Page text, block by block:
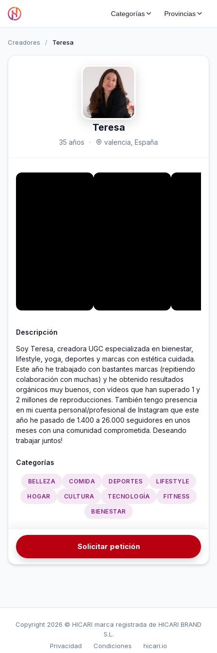
Categorías Provincias
Creadores / Teresa
Teresa
35 años · valencia, España
Descripción
Soy Teresa, creadora UGC especializada en bienestar,
lifestyle, yoga, deportes y marcas con estética cuidada.
Este año he trabajado con bastantes marcas (repitiendo
colaboración con muchas) y he obtenido resultados
orgánicos muy buenos, con vídeos que han superado 1 y
2 millones de reproducciones. También tengo presencia
en mi cuenta personal/profesional de Instagram que este
año he pasado de 1.400 a 26.000 seguidores en unos
meses con una comunidad comprometida. Deseando
trabajar juntos!
Categorías
BELLEZA COMIDA DEPORTES LIFESTYLE
HOGAR CULTURA TECNOLOGÍA FITNESS
BIENESTAR
Solicitar petición
Copyright 2026 © HICARI marca registrada de HICARI BRAND
S.L.
Privacidad
Condiciones hicari.io